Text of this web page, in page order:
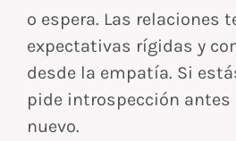
o espera. Las relaciones
expectativas rígidas y
desde la empatía. Si
pide introspección antes
nuevo.